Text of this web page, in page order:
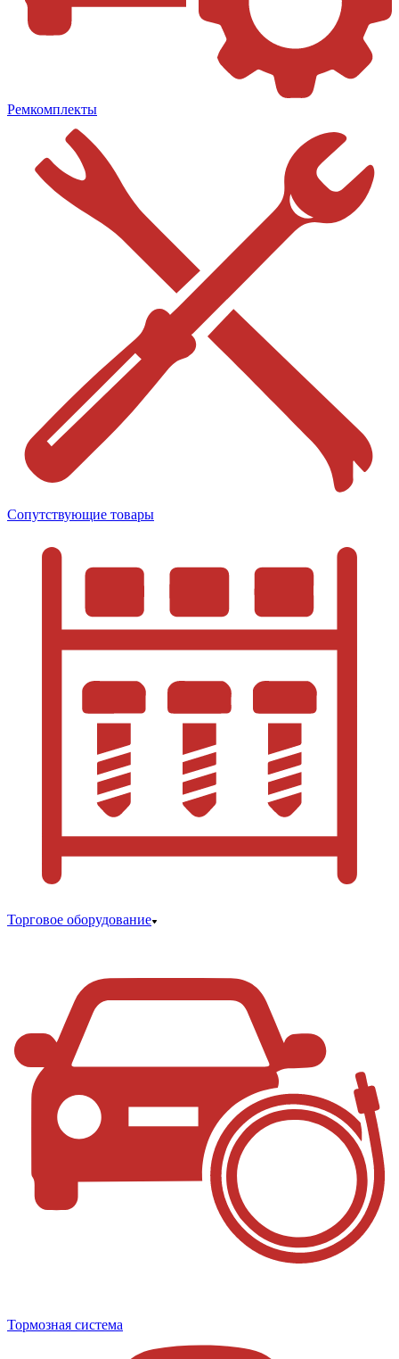
Ремкомплекты
Сопутствующие товары
Торговое оборудование
Тормозная система